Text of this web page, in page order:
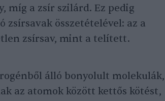
míg a zsír szilárd. Ez pedig
zsírsavak összetételével: az a
zsírsav, mint a telített.
álló bonyolult molekulák,
az atomok között kettős kötést,